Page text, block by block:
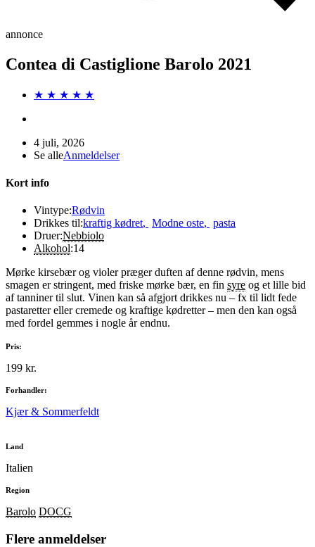
annonce
Contea di Castiglione Barolo 2021
★ ★ ★ ★ ★
4 juli, 2026
Se alleAnmeldelser
Kort info
Vintype:Rødvin
Drikkes til:kraftig kødret, Modne oste, pasta
Druer:Nebbiolo
Alkohol:14
Mørke kirsebær og violer præger duften af denne rødvin, mens
smagen er stringent, med friske mørke bær, en fin syre og et lille bid
af tanniner til slut. Vinen kan så afgjort drikkes nu – fx til lidt fede
pastaretter eller cremede og kraftige kødretter – men den kan også
med fordel gemmes i nogle år endnu.
Pris:
199 kr.
Forhandler:
Kjær & Sommerfeldt
Land
Italien
Region
Barolo DOCG
Flere anmeldelser